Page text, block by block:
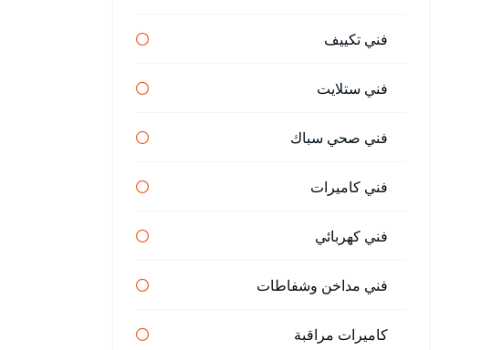
فني تكييف
فني ستلايت
فني صحي سباك
فني كاميرات
فني كهربائي
فني مداخن وشفاطات
كاميرات مراقبة